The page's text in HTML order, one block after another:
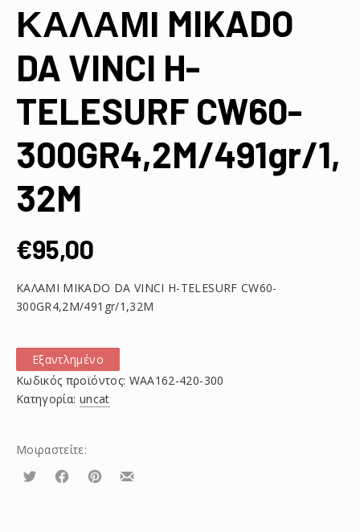
ΚΑΛΑΜΙ MIKADO
DA VINCI H-
TELESURF CW60-
300GR4,2M/491gr/1,
32M
€95,00
ΚΑΛΑΜΙ MIKADO DA VINCI H-TELESURF CW60-
300GR4,2M/491gr/1,32M
Εξαντλημένο
Κωδικός προϊόντος: WAA162-420-300
Κατηγορία: uncat
Μοιραστείτε:
Τουίτα ΜοιραστείτεΜοιραστείτεΜοιραστείτε